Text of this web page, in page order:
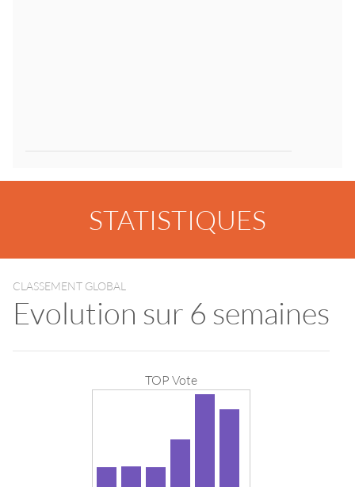
STATISTIQUES
CLASSEMENT GLOBAL
Evolution sur 6 semaines
TOP Vote